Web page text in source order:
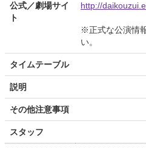
公式／劇場サイ
ト
http://
※正式な公演情
い。
タイムテーブル
説明
その他注意事項
スタッフ